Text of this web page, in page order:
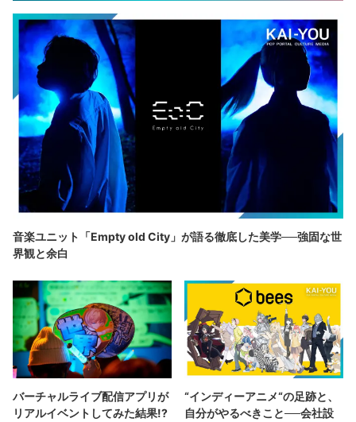
音楽ユニット「Empty old City」が語る徹底した美学──強固な世
界観と余白
バーチャルライブ配信アプリが
リアルイベントしてみた結果!?
“インディーアニメ“の足跡と、
自分がやるべきこと──会社設